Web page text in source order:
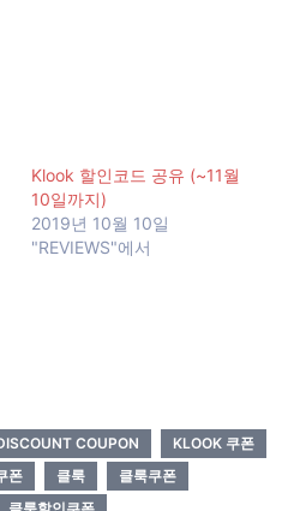
Klook 할인코드 공유 (~11월
10일까지)
2019년 10월 10일
"REVIEWS"에서
COUPON
KLOOK 쿠폰
폰 클룩
클룩쿠폰